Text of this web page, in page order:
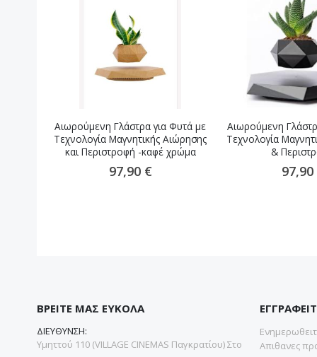
Αιωρούμενη Γλάστρα για Φυτά με
Τεχνολογία Μαγνητικής Αιώρησης
και Περιστροφή -καφέ χρώμα
97,90 €
Αιωρούμενη
Τεχνολογία
&
97,90
ΒΡΕΙΤΕ ΜΑΣ ΕΥΚΟΛΑ
ΔΙΕΥΘΥΝΣΗ:
Υμηττού 110 (VILLAGE CINEMAS Παγκρατίου) Στο
Απιθανες